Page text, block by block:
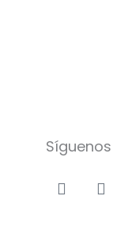
Síguenos
f